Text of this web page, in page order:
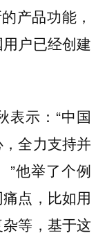
产品功能，
户已经创建
表示：“中国
全力支持并
”他举了个例
点，比如用
等，基于这